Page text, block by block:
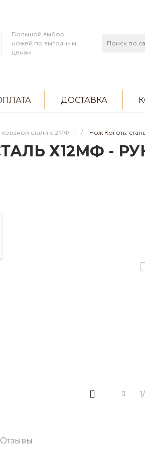
Большой выбор
ножей по выгодным
ценам
ДОСТАВКА
стали х12МФ / Нож Коготь:
Х12МФ -
Отзывы